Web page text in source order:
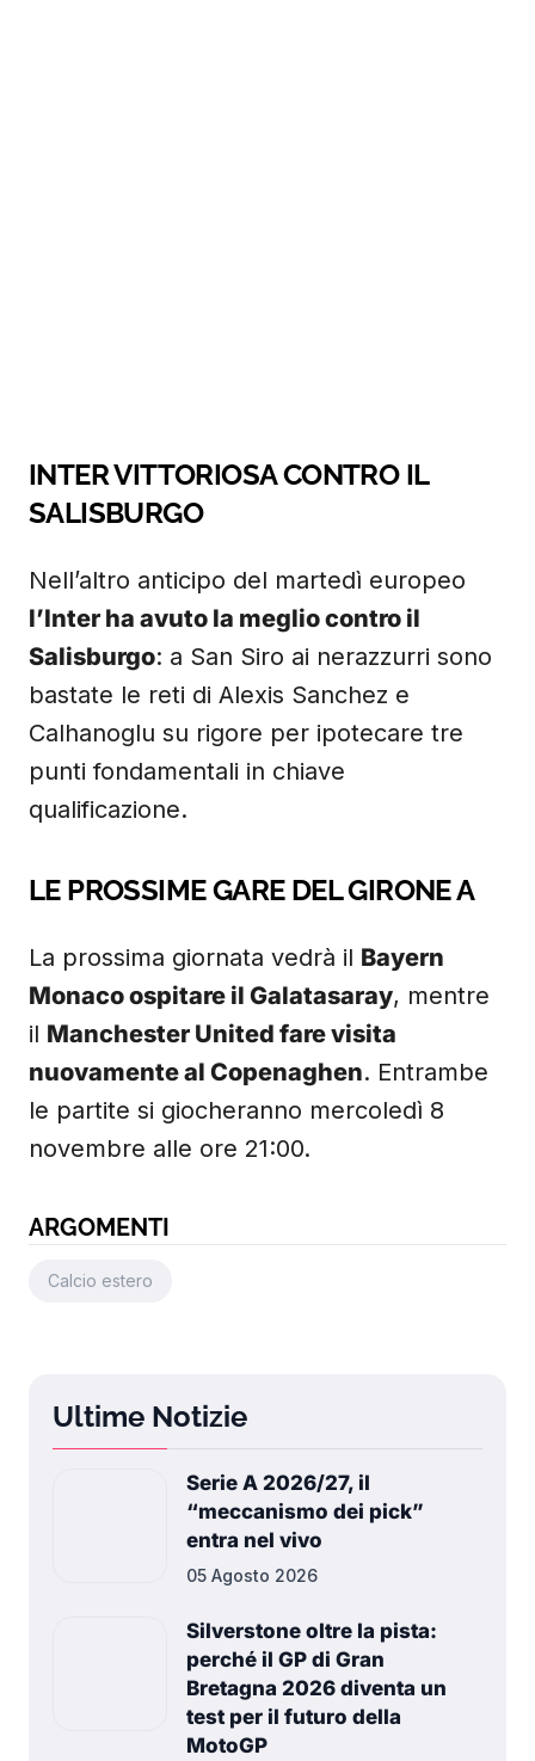
INTER VITTORIOSA CONTRO IL
SALISBURGO
Nell’altro anticipo del martedì europeo
l’Inter ha avuto la meglio contro il
Salisburgo: a San Siro ai nerazzurri sono
bastate le reti di Alexis Sanchez e
Calhanoglu su rigore per ipotecare tre
punti fondamentali in chiave
qualificazione.
LE PROSSIME GARE DEL GIRONE A
La prossima giornata vedrà il Bayern
Monaco ospitare il Galatasaray, mentre
il Manchester United fare visita
nuovamente al Copenaghen. Entrambe
le partite si giocheranno mercoledì 8
novembre alle ore 21:00.
ARGOMENTI
Calcio estero
Ultime Notizie
Serie A 2026/27, il
“meccanismo dei pick”
entra nel vivo
05 Agosto 2026
Silverstone oltre la pista:
perché il GP di Gran
Bretagna 2026 diventa un
test per il futuro della
MotoGP